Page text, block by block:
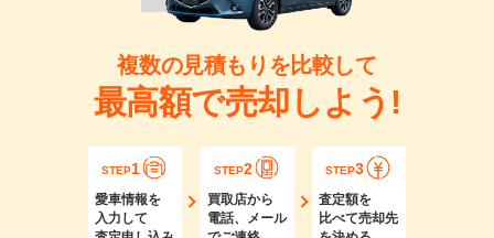
複数の見積もりを比較して
最高額で売却しよう!
STEP1
愛車情報を
入力して
STEP2
買取店から
電話、メール
STEP3
査定額を
比べて売却先